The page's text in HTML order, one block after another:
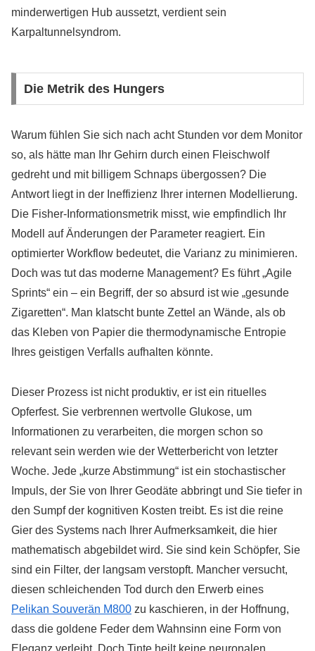
minderwertigen Hub aussetzt, verdient sein
Karpaltunnelsyndrom.
Die Metrik des Hungers
Warum fühlen Sie sich nach acht Stunden vor dem Monitor
so, als hätte man Ihr Gehirn durch einen Fleischwolf
gedreht und mit billigem Schnaps übergossen? Die
Antwort liegt in der Ineffizienz Ihrer internen Modellierung.
Die Fisher-Informationsmetrik misst, wie empfindlich Ihr
Modell auf Änderungen der Parameter reagiert. Ein
optimierter Workflow bedeutet, die Varianz zu minimieren.
Doch was tut das moderne Management? Es führt „Agile
Sprints“ ein – ein Begriff, der so absurd ist wie „gesunde
Zigaretten“. Man klatscht bunte Zettel an Wände, als ob
das Kleben von Papier die thermodynamische Entropie
Ihres geistigen Verfalls aufhalten könnte.
Dieser Prozess ist nicht produktiv, er ist ein rituelles
Opferfest. Sie verbrennen wertvolle Glukose, um
Informationen zu verarbeiten, die morgen schon so
relevant sein werden wie der Wetterbericht von letzter
Woche. Jede „kurze Abstimmung“ ist ein stochastischer
Impuls, der Sie von Ihrer Geodäte abbringt und Sie tiefer in
den Sumpf der kognitiven Kosten treibt. Es ist die reine
Gier des Systems nach Ihrer Aufmerksamkeit, die hier
mathematisch abgebildet wird. Sie sind kein Schöpfer, Sie
sind ein Filter, der langsam verstopft. Mancher versucht,
diesen schleichenden Tod durch den Erwerb eines
Pelikan Souverän M800 zu kaschieren, in der Hoffnung,
dass die goldene Feder dem Wahnsinn eine Form von
Eleganz verleiht. Doch Tinte heilt keine neuronalen